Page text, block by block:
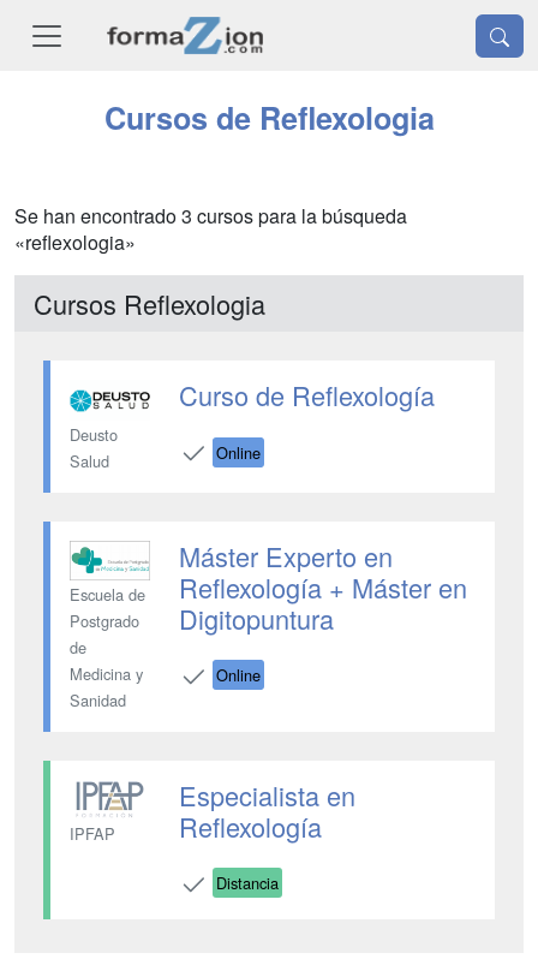
Cursos de Reflexologia
Se han encontrado 3 cursos para la búsqueda
«reflexologia»
Cursos Reflexologia
Deusto
Salud
Curso de Reflexología
Online
Escuela de
Postgrado
de
Medicina y
Sanidad
Máster Experto en
Reflexología + Máster en
Digitopuntura
Online
IPFAP
Especialista en
Reflexología
Distancia